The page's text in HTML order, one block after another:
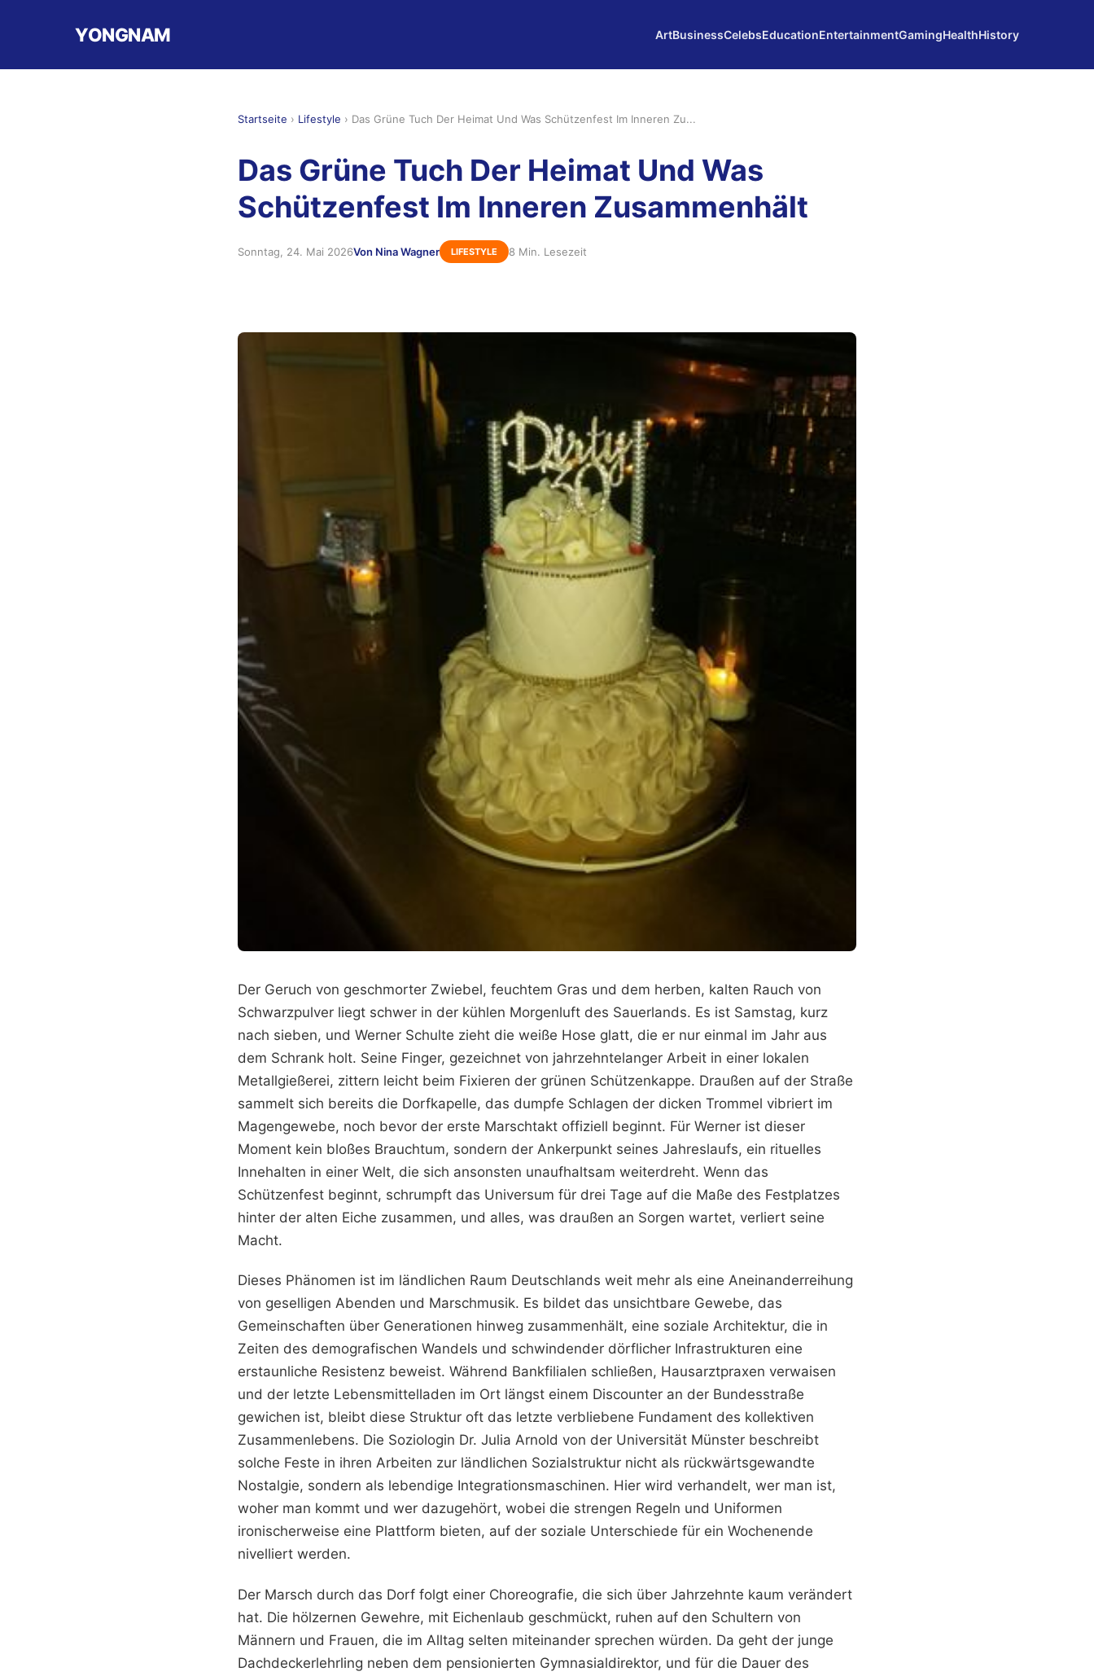
YONGNAM ArtBusinessCelebsEducationEntertainmentGamingHealthHistory
Startseite › Lifestyle › Das Grüne Tuch Der Heimat Und Was Schützenfest Im Inneren Zu...
Das Grüne Tuch Der Heimat Und Was
Schützenfest Im Inneren Zusammenhält
Sonntag, 24. Mai 2026Von Nina Wagner LIFESTYLE 8 Min. Lesezeit
Der Geruch von geschmorter Zwiebel, feuchtem Gras und dem herben, kalten Rauch von
Schwarzpulver liegt schwer in der kühlen Morgenluft des Sauerlands. Es ist Samstag, kurz
nach sieben, und Werner Schulte zieht die weiße Hose glatt, die er nur einmal im Jahr aus
dem Schrank holt. Seine Finger, gezeichnet von jahrzehntelanger Arbeit in einer lokalen
Metallgießerei, zittern leicht beim Fixieren der grünen Schützenkappe. Draußen auf der Straße
sammelt sich bereits die Dorfkapelle, das dumpfe Schlagen der dicken Trommel vibriert im
Magengewebe, noch bevor der erste Marschtakt offiziell beginnt. Für Werner ist dieser
Moment kein bloßes Brauchtum, sondern der Ankerpunkt seines Jahreslaufs, ein rituelles
Innehalten in einer Welt, die sich ansonsten unaufhaltsam weiterdreht. Wenn das
Schützenfest beginnt, schrumpft das Universum für drei Tage auf die Maße des Festplatzes
hinter der alten Eiche zusammen, und alles, was draußen an Sorgen wartet, verliert seine
Macht.
Dieses Phänomen ist im ländlichen Raum Deutschlands weit mehr als eine Aneinanderreihung
von geselligen Abenden und Marschmusik. Es bildet das unsichtbare Gewebe, das
Gemeinschaften über Generationen hinweg zusammenhält, eine soziale Architektur, die in
Zeiten des demografischen Wandels und schwindender dörflicher Infrastrukturen eine
erstaunliche Resistenz beweist. Während Bankfilialen schließen, Hausarztpraxen verwaisen
und der letzte Lebensmittelladen im Ort längst einem Discounter an der Bundesstraße
gewichen ist, bleibt diese Struktur oft das letzte verbliebene Fundament des kollektiven
Zusammenlebens. Die Soziologin Dr. Julia Arnold von der Universität Münster beschreibt
solche Feste in ihren Arbeiten zur ländlichen Sozialstruktur nicht als rückwärtsgewandte
Nostalgie, sondern als lebendige Integrationsmaschinen. Hier wird verhandelt, wer man ist,
woher man kommt und wer dazugehört, wobei die strengen Regeln und Uniformen
ironischerweise eine Plattform bieten, auf der soziale Unterschiede für ein Wochenende
nivelliert werden.
Der Marsch durch das Dorf folgt einer Choreografie, die sich über Jahrzehnte kaum verändert
hat. Die hölzernen Gewehre, mit Eichenlaub geschmückt, ruhen auf den Schultern von
Männern und Frauen, die im Alltag selten miteinander sprechen würden. Da geht der junge
Dachdeckerlehrling neben dem pensionierten Gymnasialdirektor, und für die Dauer des